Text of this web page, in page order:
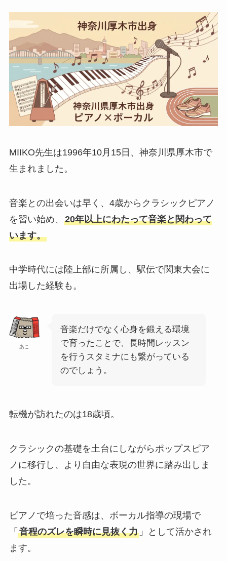
MIIKO先生は1996年10月15日、神奈川県厚木市で
生まれました。
音楽との出会いは早く、4歳からクラシックピアノ
を習い始め、 20年以上にわたって音楽と関わって
います。
中学時代には陸上部に所属し、駅伝で関東大会に
出場した経験も。
あこ
音楽だけでなく心身を鍛える環境
で育ったことで、長時間レッスン
を行うスタミナにも繋がっている
のでしょう。
転機が訪れたのは18歳頃。
クラシックの基礎を土台にしながらポップスピア
ノに移行し、より自由な表現の世界に踏み出しま
した。
ピアノで培った音感は、ボーカル指導の現場で
「 音程のズレを瞬時に見抜く力」として活かされ
ます。